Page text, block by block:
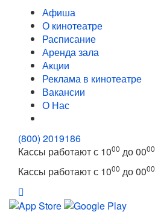
Афиша
О кинотеатре
Расписание
Аренда зала
Акции
Реклама в кинотеатре
Вакансии
О Нас
(800) 2019186
Кассы работают с 1000 до 0000
Кассы работают с 1000 до 0000